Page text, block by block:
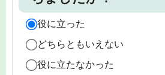
役に立った
どちらともいえない
役に立たなかった